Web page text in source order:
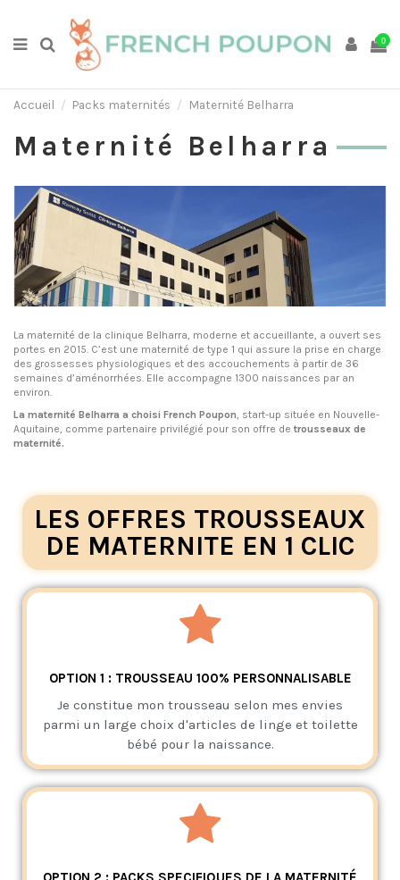
0
Accueil Packs maternités Maternité Belharra
Maternité Belharra
La maternité de la clinique Belharra, moderne et accueillante, a ouvert ses
portes en 2015. C’est une maternité de type 1 qui assure la prise en charge
des grossesses physiologiques et des accouchements à partir de 36
semaines d’aménorrhées. Elle accompagne 1300 naissances par an
environ.
La maternité Belharra a choisi French Poupon, start-up située en Nouvelle-
Aquitaine, comme partenaire privilégié pour son offre de trousseaux de
maternité.
LES OFFRES TROUSSEAUX
DE MATERNITE EN 1 CLIC
OPTION 1 : TROUSSEAU 100% PERSONNALISABLE
Je constitue mon trousseau selon mes envies
parmi un large choix d'articles de linge et toilette
bébé pour la naissance.